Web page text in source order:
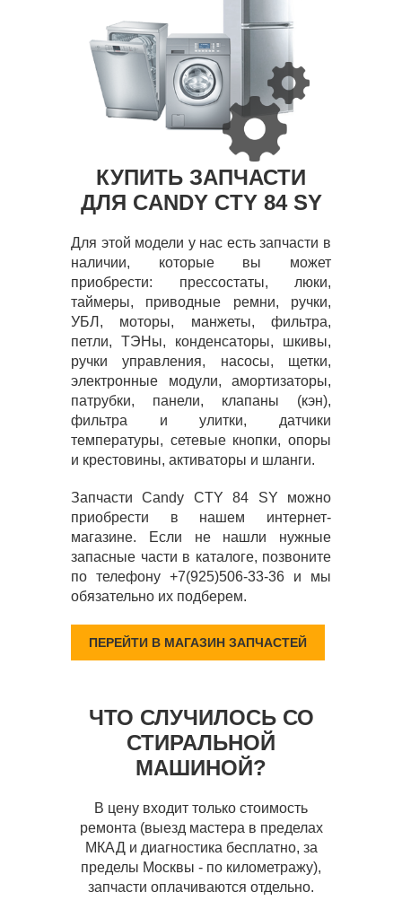
КУПИТЬ ЗАПЧАСТИ
ДЛЯ CANDY CTY 84 SY
Для этой модели у нас есть запчасти в
наличии, которые вы может
приобрести: прессостаты, люки,
таймеры, приводные ремни, ручки,
УБЛ, моторы, манжеты, фильтра,
петли, ТЭНы, конденсаторы, шкивы,
ручки управления, насосы, щетки,
электронные модули, амортизаторы,
патрубки, панели, клапаны (кэн),
фильтра и улитки, датчики
температуры, сетевые кнопки, опоры
и крестовины, активаторы и шланги.
Запчасти Candy CTY 84 SY можно
приобрести в нашем интернет-
магазине. Если не нашли нужные
запасные части в каталоге, позвоните
по телефону +7(925)506-33-36 и мы
обязательно их подберем.
ПЕРЕЙТИ В МАГАЗИН ЗАПЧАСТЕЙ
ЧТО СЛУЧИЛОСЬ СО
СТИРАЛЬНОЙ
МАШИНОЙ?
В цену входит только стоимость
ремонта (выезд мастера в пределах
МКАД и диагностика бесплатно, за
пределы Москвы - по километражу),
запчасти оплачиваются отдельно.